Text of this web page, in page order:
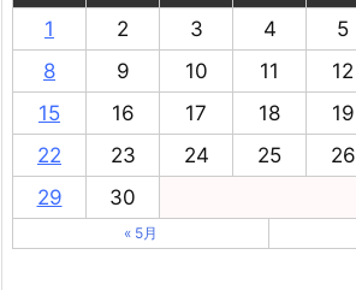
1
2 3 4 5
8
9 10 11 12
15
16 17 18 19
22
23 24 25 26
29
30
« 5月